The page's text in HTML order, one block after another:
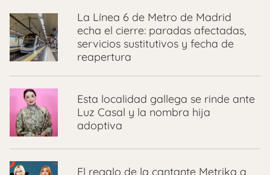
La Línea 6 de Metro de Madrid
echa el cierre: paradas afectadas,
servicios sustitutivos y fecha de
reapertura
Esta localidad gallega se rinde ante
Luz Casal y la nombra hija
adoptiva
El regalo de la cantante Metrika a